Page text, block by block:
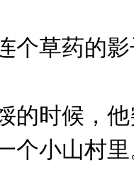
个草药的
的时候，
个小山村